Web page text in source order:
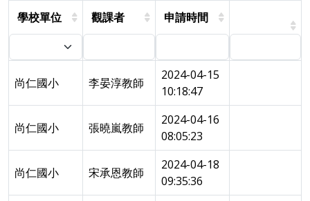
學校單位 觀課者 申請時間
尚仁國小 李晏淳教師
2024-04-15
10:18:47
尚仁國小 張曉嵐教師
2024-04-16
08:05:23
尚仁國小 宋承恩教師
2024-04-18
09:35:36